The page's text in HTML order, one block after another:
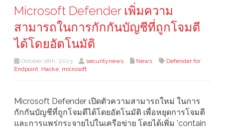
Microsoft Defender เพิ่มความ
สามารถในการกักกันบัญชีที่ถูกโจมตี
ได้โดยอัตโนมัติ
October 18th, 2023 securitynews News
Defender for
Endpoint, Hacke, microsoft
Microsoft Defender เปิดตัวความสามารถใหม่ ในการ
กักกันบัญชีที่ถูกโจมตีได้โดยอัตโนมัติ เพื่อหยุดการโจมตี
และการแพร่กระจายไปในเครือข่าย โดยได้เพิ่ม 'contain